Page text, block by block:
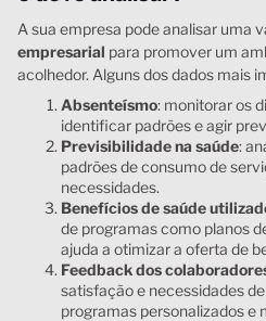
A sua empresa pode analisar uma
empresarial para promover um
acolhedor. Alguns dos dados mais
Absenteísmo: monitorar os
identificar padrões e agir
Previsibilidade na saúde:
padrões de consumo de
necessidades.
Benefícios de saúde
de programas como planos
ajuda a otimizar a oferta de
Feedback dos
satisfação e necessidades
programas personalizados e